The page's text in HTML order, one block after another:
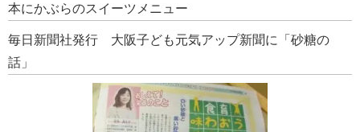
本にかぶらのスイーツメニュー
毎日新聞社発行 大阪子ども元気アップ新聞に「砂糖の
話」